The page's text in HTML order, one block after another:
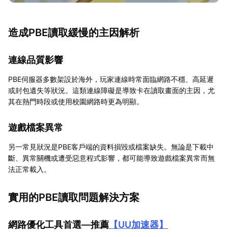
造成PBE讀取緩慢的主因解析
連線品質影響
PBE伺服器多數架設於海外，玩家連線時常面臨網路不穩、高延遲
或封包遺失等狀況。這類連線障礙是導致卡在讀取畫面的主因，尤
其在熱門時段或使用校園網路時更為明顯。
遊戲檔案異常
另一常見狀況是PBE客戶端的資料損毀或檔案缺失。無論是下載中
斷、異常關機或遭受惡意程式影響，都可能導致遊戲檔案異常而無
法正常載入。
實用的PBE讀取問題解決方案
網路優化工具首選—推薦 【UU加速器】